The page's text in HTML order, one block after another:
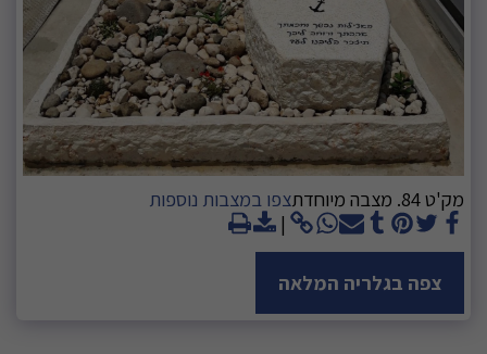
מק'ט 84. מצבה מיוחדת צפו במצבות נוספות
צפה בגלריה המלאה